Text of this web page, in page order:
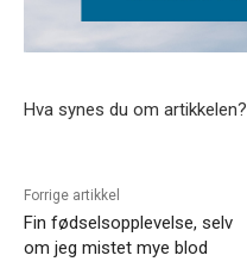
Hva synes du om artikkelen?
Forrige artikkel
Fin fødselsopplevelse, selv
om jeg mistet mye blod